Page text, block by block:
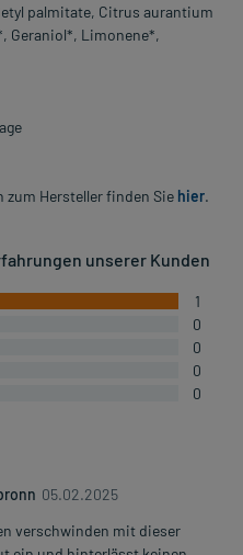
palmitate, Citrus aurantium
Geraniol*, Limonene*,
zum Hersteller finden Sie hier.
unserer Kunden
1
0
0
0
0
05.02.2025
verschwinden mit dieser